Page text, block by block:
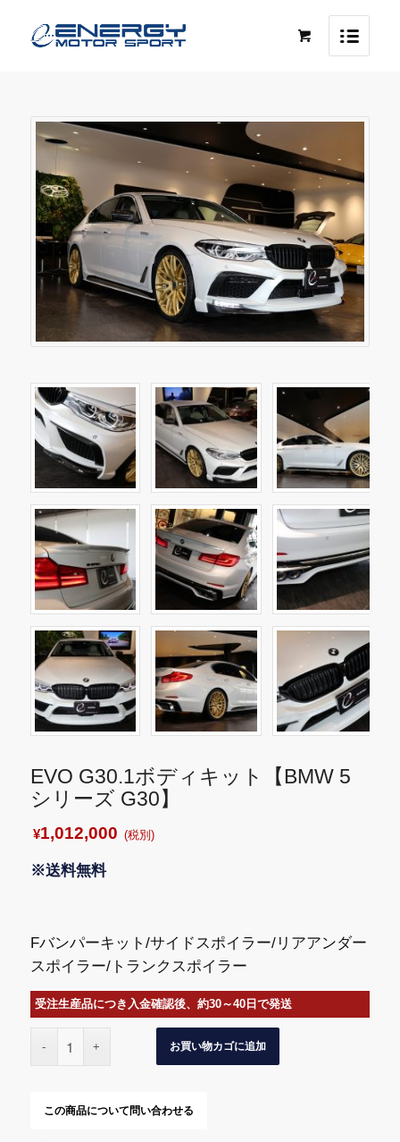
EVO G30.1ボディキット【BMW 5
シリーズ G30】
¥1,012,000 (税別)
※送料無料
Fバンパーキット/サイドスポイラー/リアアンダー
スポイラー/トランクスポイラー
受注生産品につき入金確認後、約30～40日で発送
お買い物カゴに追加